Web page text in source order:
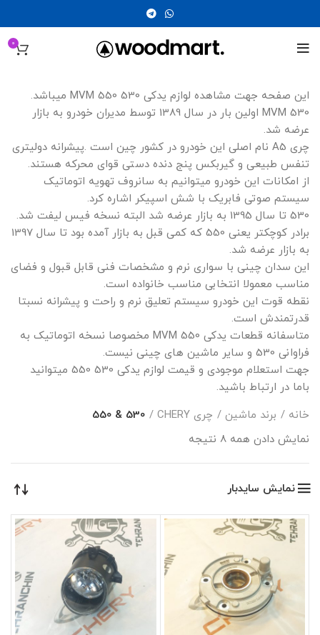
0
این صفحه جهت مشاهده لوازم یدکی 530 550 MVM میباشد.
MVM 530 اولین بار در سال 1389 توسط مدیران خودرو به بازار
عرضه شد.
چری A5 نام اصلی این خودرو در کشور چین است .پیشرانه دولیتری
تنفس طبیعی و گیربکس پنج دنده دستی قوای محرکه هستند.
از امکانات این خودرو میتوانیم به سانروف تهویه اتوماتیک
سیستم صوتی فابریک با شش اسپیکر اشاره کرد.
530 تا سال 1395 به بازار عرضه شد البته نسخه فیس لیفت شد.
برادر کوچکتر یعنی 550 که کمی قبل به بازار آمده بود تا سال 1397
به بازار عرضه شد.
این سدان چینی با سواری نرم و مشخصات فنی قابل قبول و فضای
مناسب معمولا انتخابی مناسب خانواده است.
نقطه قوت این خودرو سیستم تعلیق نرم و راحت و پیشرانه نسبتا
قدرتمندش است.
متاسفانه قطعات یدکی MVM 550 مخصوصا نسخه اتوماتیک به
فراوانی 530 و سایر ماشین های چینی نیست.
جهت استعلام موجودی و قیمت لوازم یدکی 530 550 میتوانید
باما در ارتباط باشید.
خانه
برند ماشین چری CHERY
530 & 550
نمایش دادن همه 8 نتیجه
نمایش سایدبار